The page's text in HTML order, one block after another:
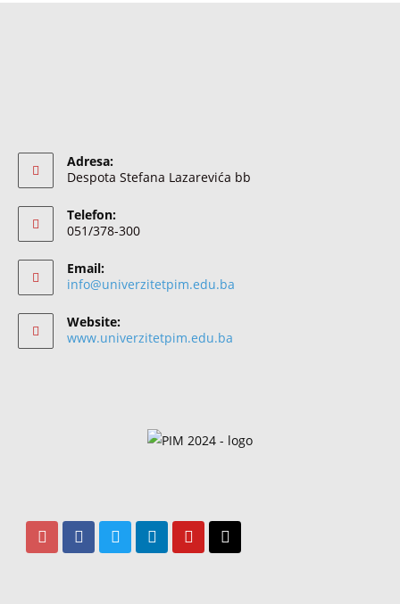
Adresa:
Despota Stefana Lazarevića bb
Telefon:
051/378-300
Email:
info@univerzitetpim.edu.ba
Website:
www.univerzitetpim.edu.ba